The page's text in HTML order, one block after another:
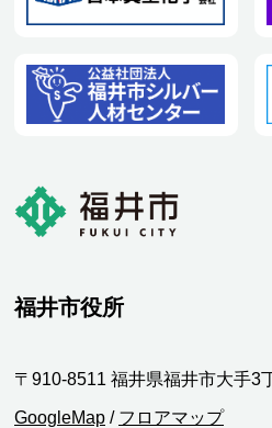
福井市役所
〒910-8511 福井県福井市大手3
GoogleMap / フロアマップ